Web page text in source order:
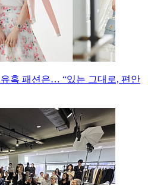
혹 패션은… “있는 그대로, 편안